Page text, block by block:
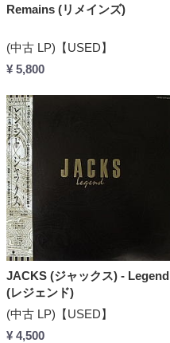
Remains (リメインズ)
(中古 LP)【USED】
¥ 5,800
JACKS (ジャックス) - Legend
(レジェンド)
(中古 LP)【USED】
¥ 4,500